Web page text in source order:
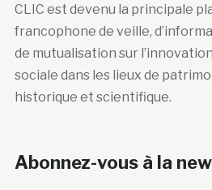
CLIC est devenu la principale
francophone de veille,
de mutualisation sur
sociale dans les lieux de
historique et scientifique.
Abonnez-vous à la